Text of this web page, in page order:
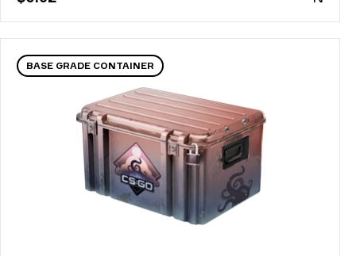
BASE GRADE CONTAINER